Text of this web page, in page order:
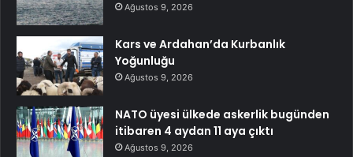
Ağustos 9, 2026
Kars ve Ardahan’da Kurbanlık
Yoğunluğu
Ağustos 9, 2026
NATO üyesi ülkede askerlik bugünden
itibaren 4 aydan 11 aya çıktı
Ağustos 9, 2026